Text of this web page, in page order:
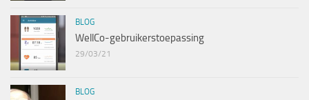
BLOG
WellCo-gebruikerstoepassing
29/03/21
BLOG